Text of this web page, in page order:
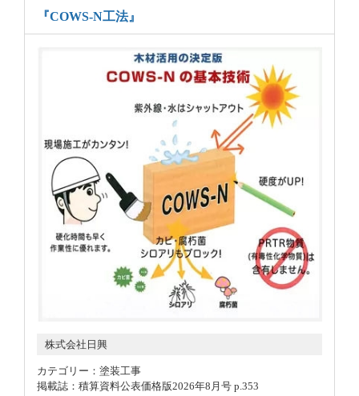
『COWS-N工法』
株式会社日興
カテゴリー：塗装工事
掲載誌：積算資料公表価格版2026年8月号 p.353